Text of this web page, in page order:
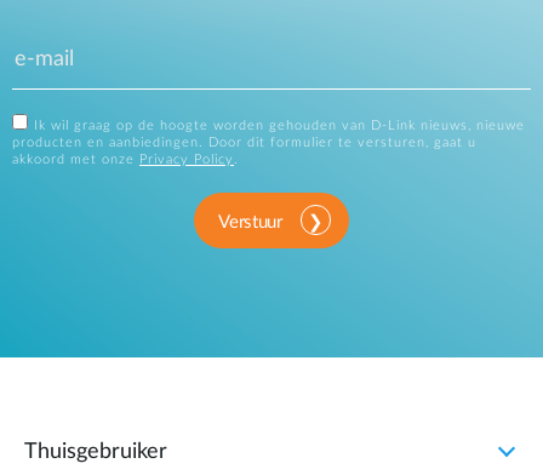
Ik wil graag op de hoogte worden gehouden van D-Link nieuws, nieuwe
producten en aanbiedingen. Door dit formulier te versturen, gaat u
akkoord met onze
Privacy Policy .
Verstuur
Thuisgebruiker